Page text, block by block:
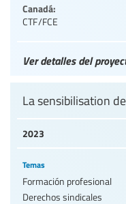
Canadá:
CTF/FCE
Ver detalles del
2023
La sensibilisation
Temas
Formación profesional
Derechos sindicales